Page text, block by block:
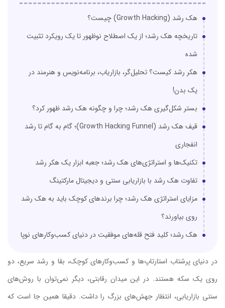
هک رشد (Growth Hacking) چیست؟
تاریخچه هک رشد؛ از یک اصطلاح نوظهور تا یک رویکرد تثبیت
شده
هکر رشد کیست؟ تحلیل‌گر، بازاریاب، برنامه‌نویس و هنرمند در
یک بدن!
بستر شکل‌گیری هک رشد؛ چرا و چگونه هک رشد ظهور کرد؟
قیف هک رشد (Growth Hacking Funnel)؛ گام به گام تا رشد
انفجاری
تکنیک‌ها و استراتژی‌های هک رشد؛ جعبه ابزار یک هکر رشد
تفاوت هک رشد با بازاریابی سنتی و دیجیتال مارکتینگ
مزایای استراتژی هک رشد؛ چرا برندهای کوچک باید به هک رشد
روی بیاورند؟
هک رشد؛ کلید فتح قله‌های موفقیت در دنیای کسب‌وکارهای نوپا
در دنیای پرشتاب استارتاپ‌ها و کسب‌وکارهای کوچک، بقا و رشد سریع، دو
روی یک سکه هستند. در این میدان رقابتی، دیگر نمی‌توان با روش‌های
سنتی بازاریابی، انتظار جهش‌های بزرگ را داشت. دقیقا همین جا است که